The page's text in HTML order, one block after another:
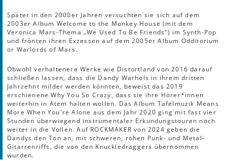
Später in den 2000er Jahren versuchten sie sich auf dem
2003er Album Welcome to the Monkey House (mit dem
Veronica Mars-Thema „We Used To Be Friends“) im Synth-Pop
und frönten ihren Exzessen auf dem 2005er Album Odditorium
or Warlords of Mars.
Obwohl verhaltenere Werke wie Distortland von 2016 darauf
schließen lassen, dass die Dandy Warhols in ihrem dritten
Jahrzehnt milder werden könnten, beweist das 2019
erschienene Why You So Crazy, dass sie ihre Hörer*innen
weiterhin in Atem halten wollen. Das Album Tafelmuzik Means
More When You're Alone aus dem Jahr 2020 ging mit fast vier
Stunden überwiegend instrumentaler Erkundungstouren noch
weiter in die Vollen. Auf ROCKMAKER von 2024 geben die
Dandys den Ton an, mit schweren, rohen Punk- und Metal-
Gitarrenriffs, die von den Knuckledraggers übernommen
wurden.